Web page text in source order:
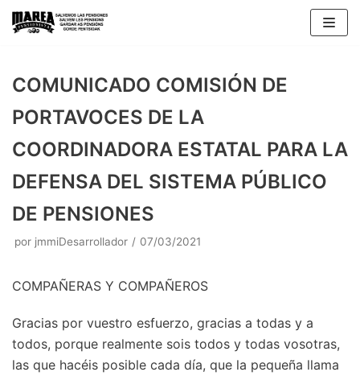
Saltar
COMUNICADO COMISIÓN DE
PORTAVOCES DE LA
COORDINADORA ESTATAL PARA LA
DEFENSA DEL SISTEMA PÚBLICO
DE PENSIONES
por jmmiDesarrollador 07/03/2021
COMPAÑERAS Y COMPAÑEROS
Gracias por vuestro esfuerzo, gracias a todas y a
todos, porque realmente sois todos y todas vosotras,
las que hacéis posible cada día, que la pequeña llama